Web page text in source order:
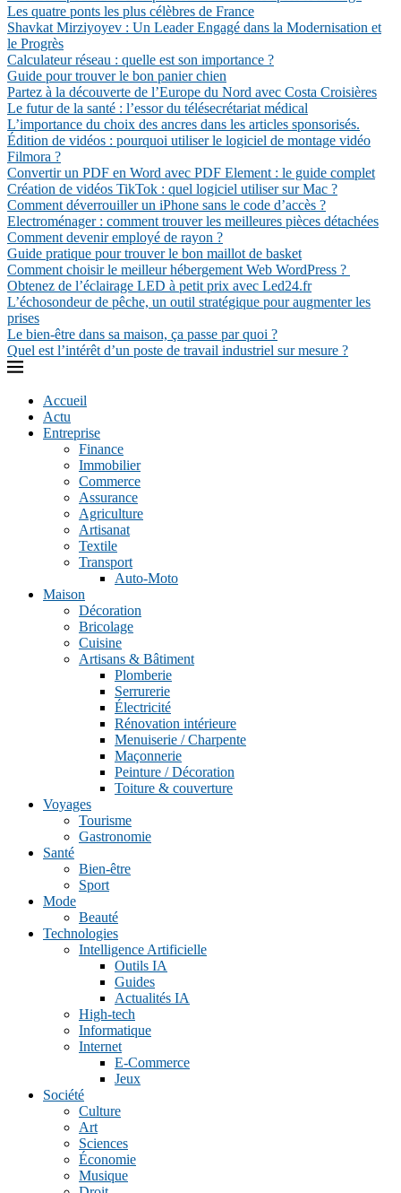
Les quatre ponts les plus célèbres de France
Shavkat Mirziyoyev : Un Leader Engagé dans la Modernisation et
le Progrès
Calculateur réseau : quelle est son importance ?
Guide pour trouver le bon panier chien
Partez à la découverte de l’Europe du Nord avec Costa Croisières
Le futur de la santé : l’essor du télésecrétariat médical
L’importance du choix des ancres dans les articles sponsorisés.
Édition de vidéos : pourquoi utiliser le logiciel de montage vidéo
Filmora ?
Convertir un PDF en Word avec PDF Element : le guide complet
Création de vidéos TikTok : quel logiciel utiliser sur Mac ?
Comment déverrouiller un iPhone sans le code d’accès ?
Electroménager : comment trouver les meilleures pièces détachées
Comment devenir employé de rayon ?
Guide pratique pour trouver le bon maillot de basket
Comment choisir le meilleur hébergement Web WordPress ?
Obtenez de l’éclairage LED à petit prix avec Led24.fr
L’échosondeur de pêche, un outil stratégique pour augmenter les
prises
Le bien-être dans sa maison, ça passe par quoi ?
Quel est l’intérêt d’un poste de travail industriel sur mesure ?
Accueil
Actu
Entreprise
Finance
Immobilier
Commerce
Assurance
Agriculture
Artisanat
Textile
Transport
Auto-Moto
Maison
Décoration
Bricolage
Cuisine
Artisans & Bâtiment
Plomberie
Serrurerie
Électricité
Rénovation intérieure
Menuiserie / Charpente
Maçonnerie
Peinture / Décoration
Toiture & couverture
Voyages
Tourisme
Gastronomie
Santé
Bien-être
Sport
Mode
Beauté
Technologies
Intelligence Artificielle
Outils IA
Guides
Actualités IA
High-tech
Informatique
Internet
E-Commerce
Jeux
Société
Culture
Art
Sciences
Économie
Musique